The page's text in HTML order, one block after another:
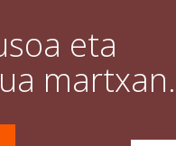
eta
martxan.